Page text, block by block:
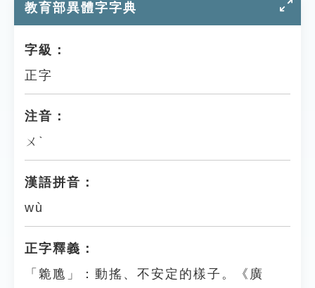
教育部異體字字典
字級：
正字
注音：
ㄨˋ
漢語拼音：
wù
正字釋義：
「臲卼」：動搖、不安定的樣子。《廣